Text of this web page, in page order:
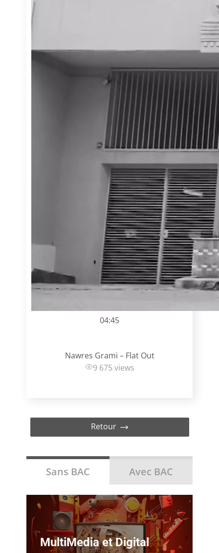
04:45
Nawres Grami – Flat Out
9 675 views
Retour
Sans BAC Avec BAC
MultiMedia et Digital